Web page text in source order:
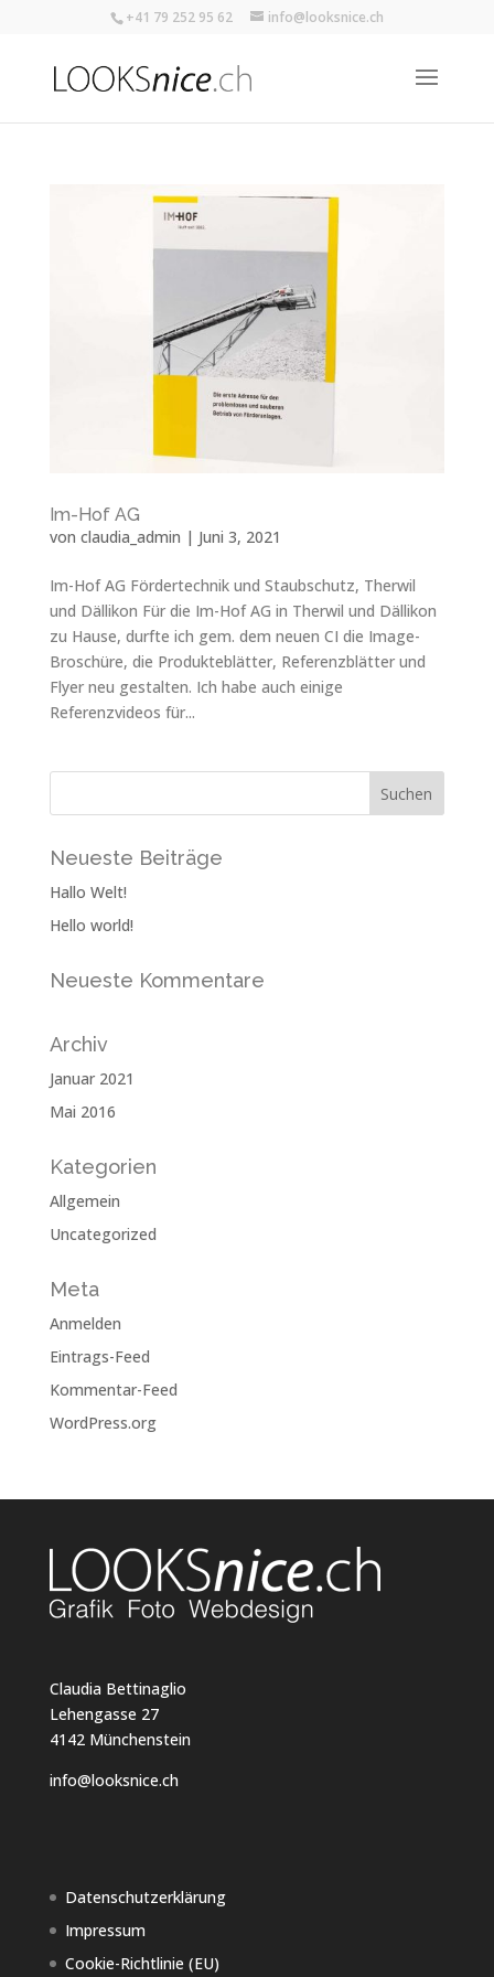
+41 79 252 95 62 info@looksnice.ch
Im-Hof AG
von claudia_admin | Juni 3, 2021
Im-Hof AG Fördertechnik und Staubschutz, Therwil
und Dällikon Für die Im-Hof AG in Therwil und Dällikon
zu Hause, durfte ich gem. dem neuen CI die Image-
Broschüre, die Produkteblätter, Referenzblätter und
Flyer neu gestalten. Ich habe auch einige
Referenzvideos für...
Neueste Beiträge
Hallo Welt!
Hello world!
Neueste Kommentare
Archiv
Januar 2021
Mai 2016
Kategorien
Allgemein
Uncategorized
Meta
Anmelden
Eintrags-Feed
Kommentar-Feed
WordPress.org
Claudia Bettinaglio
Lehengasse 27
4142 Münchenstein
info@looksnice.ch
Datenschutzerklärung
Impressum
Cookie-Richtlinie (EU)